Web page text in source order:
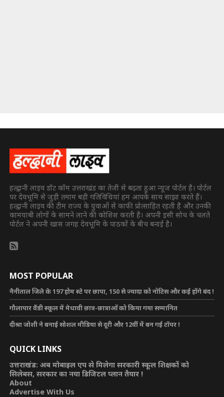
हल्द्वानी लाइव डॉट कॉम उत्तराखंड का तेजी से बढ़ता हुआ न्यूज पोर्टल है। पोर्टल
पर देवभूमि से जुड़ी तमाम बड़ी गतिविधियां हम आपके साथ साझा करते हैं।
हल्द्वानी लाइव की टीम राज्य के युवाओं से काफी प्रोत्साहित रहती है और उनकी
कामयाबी लोगों के सामने लाने की कोशिश करती है। अपनी इसी सोच के चलते
पोर्टल ने अपनी खास जगह देवभूमि के पाठकों के बीच बनाई है।
MOST POPULAR
नैनीताल जिले के 197 होम स्टे पर छापा, 150 से ज्यादा को नोटिस और कई होंगे बंद !
गौलापार वैंडी स्कूल में मेधावी छात्र-छात्राओं को किया गया सम्मानित
दीश्रा जोशी ने बनाई सोशल मीडिया से दूरी और 12वीं में बन गई टॉपर !
QUICK LINKS
उत्तराखंड: अब मोबाइल एप से मिलेगा सरकारी स्कूल शिक्षकों को
सिलेबस, सरकार का नया डिजिटल प्लान तैयार !
About
Advertise With Us